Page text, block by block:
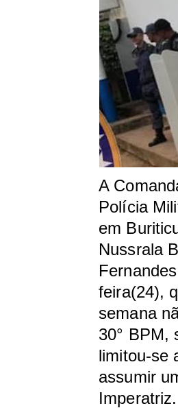
A
Polícia
em
Nussrala
feira(24),
semana
30° BPM,
limitou-se
assumir
Imperatriz.